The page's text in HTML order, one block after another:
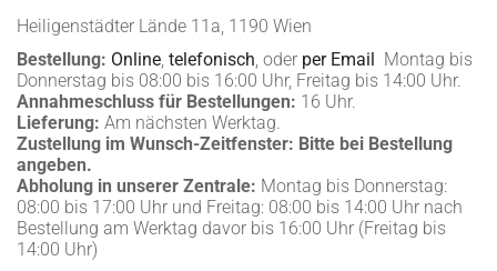
BLOG
KONTAKT
ÜBER UNS
MEIN KONTO
CART
Heiligenstädter Lände 11a, 1190 Wien
Bestellung: Online, telefonisch, oder per Email Montag bis
Donnerstag bis 08:00 bis 16:00 Uhr, Freitag bis 14:00 Uhr.
Annahmeschluss für Bestellungen: 16 Uhr.
Lieferung: Am nächsten Werktag.
Zustellung im Wunsch-Zeitfenster: Bitte bei Bestellung
angeben.
Abholung in unserer Zentrale: Montag bis Donnerstag:
08:00 bis 17:00 Uhr und Freitag: 08:00 bis 14:00 Uhr nach
Bestellung am Werktag davor bis 16:00 Uhr (Freitag bis
14:00 Uhr)